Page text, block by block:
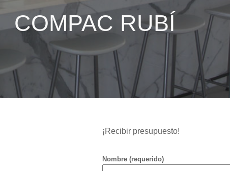
COMPAC RUBÍ
¡Recibir presupuesto!
Nombre (requerido)